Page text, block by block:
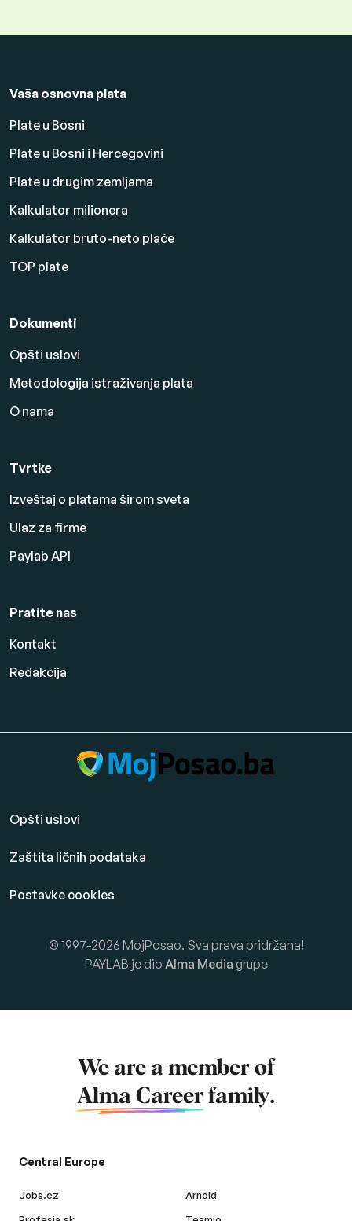
Vaša osnovna plata
Plate u Bosni
Plate u Bosni i Hercegovini
Plate u drugim zemljama
Kalkulator milionera
Kalkulator bruto-neto plaće
TOP plate
Dokumenti
Opšti uslovi
Metodologija istraživanja plata
O nama
Tvrtke
Izveštaj o platama širom sveta
Ulaz za firme
Paylab API
Pratite nas
Kontakt
Redakcija
Opšti uslovi
Zaštita ličnih podataka
Postavke cookies
© 1997-2026 MojPosao. Sva prava pridržana!
PAYLAB je dio Alma Media grupe
We are a member of
Alma Career family.
Central Europe
Jobs.cz
Arnold